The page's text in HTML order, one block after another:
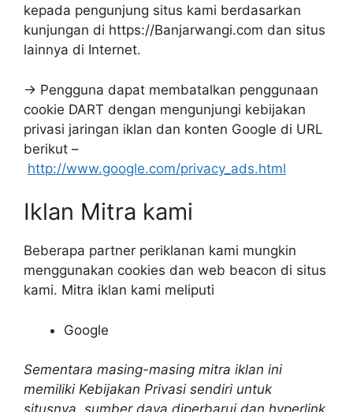
kepada pengunjung situs kami berdasarkan
kunjungan di https://Banjarwangi.com dan situs
lainnya di Internet.
→ Pengguna dapat membatalkan penggunaan
cookie DART dengan mengunjungi kebijakan
privasi jaringan iklan dan konten Google di URL
berikut –
http://www.google.com/privacy_ads.html
Iklan Mitra kami
Beberapa partner periklanan kami mungkin
menggunakan cookies dan web beacon di situs
kami. Mitra iklan kami meliputi
Google
Sementara masing-masing mitra iklan ini
memiliki Kebijakan Privasi sendiri untuk